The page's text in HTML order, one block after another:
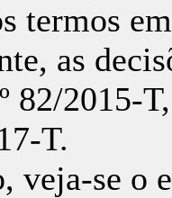
termos
as
82/2015-
T.
veja-se o